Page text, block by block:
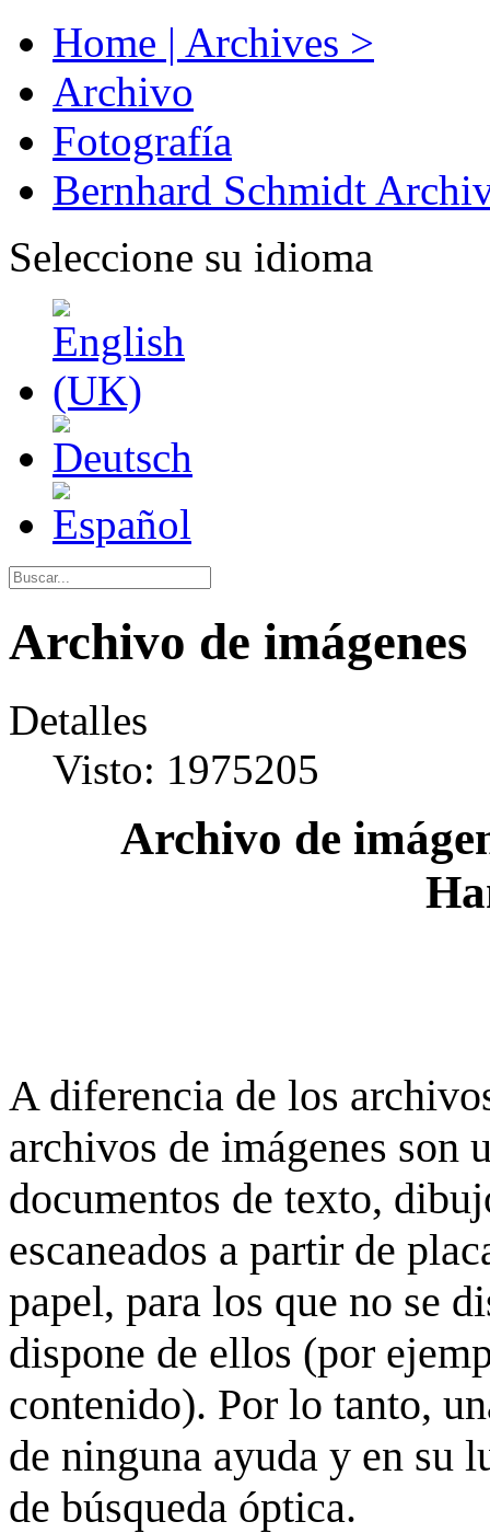
Home | Archives >
Archivo
Fotografía
Bernhard Schmidt
Seleccione su idioma
Archivo de imágenes
Detalles
Visto: 1975205
Archivo de
A diferencia de los
archivos de imágenes son
documentos de texto,
escaneados a partir de
papel, para los que no se
dispone de ellos (por
contenido). Por lo tanto,
de ninguna ayuda y en su
de búsqueda óptica.